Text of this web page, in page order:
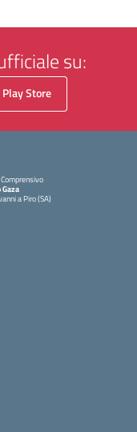
su:
Play Store
Gaza
a Piro (SA)